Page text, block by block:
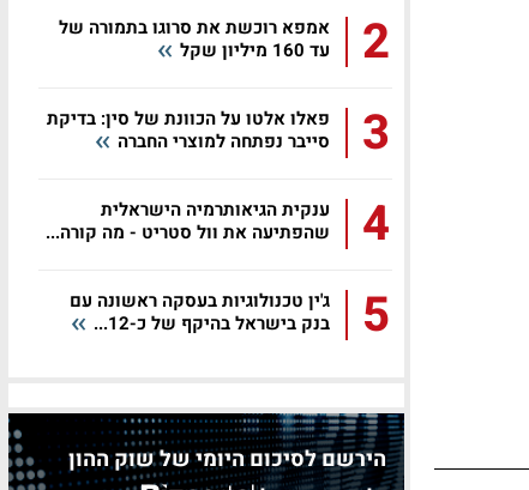
2
אמפא רוכשת את סרוגו בתמורה של
עד 160 מיליון שקל
3
פאלו אלטו על הכוונת של סין: בדיקת
סייבר נפתחה למוצרי החברה
4
ענקית הגיאותרמיה הישראלית
שהפתיעה את וול סטריט - מה קורה...
5
ג'ין טכנולוגיות בעסקה ראשונה עם
בנק בישראל בהיקף של כ-12...
הירשם לסיכום היומי של שוק ההון